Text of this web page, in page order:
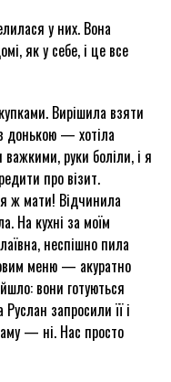
у них. Вона
як у себе, і це все
Вирішила взяти
донькою — хотіла
важкими, руки боліли, і я
про візит.
ж мати! Відчинила
На кухні за моїм
неспішно пила
меню — акуратно
вони готуються
запросили її і
— ні. Нас просто